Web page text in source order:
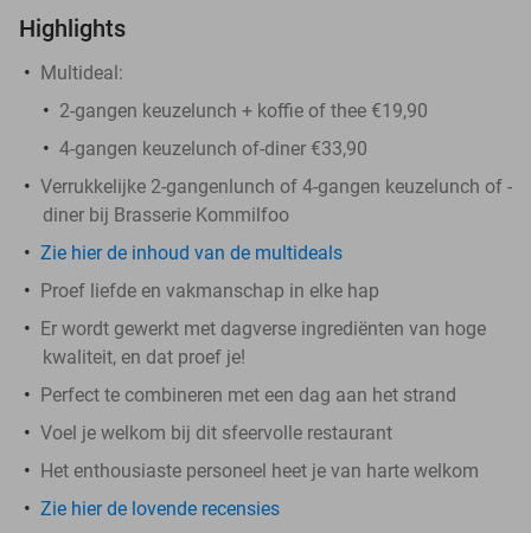
Highlights
Multideal:
2-gangen keuzelunch + koffie of thee €19,90
4-gangen keuzelunch of-diner €33,90
Verrukkelijke 2-gangenlunch of 4-gangen keuzelunch of -
diner bij Brasserie Kommilfoo
Zie hier de inhoud van de multideals
Proef liefde en vakmanschap in elke hap
Er wordt gewerkt met dagverse ingrediënten van hoge
kwaliteit, en dat proef je!
Perfect te combineren met een dag aan het strand
Voel je welkom bij dit sfeervolle restaurant
Het enthousiaste personeel heet je van harte welkom
Zie hier de lovende recensies